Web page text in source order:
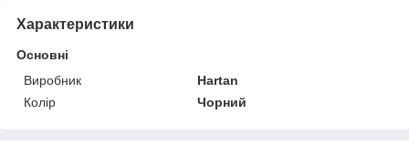
Характеристики
Основні
Виробник
Hartan
Колір
Чорний